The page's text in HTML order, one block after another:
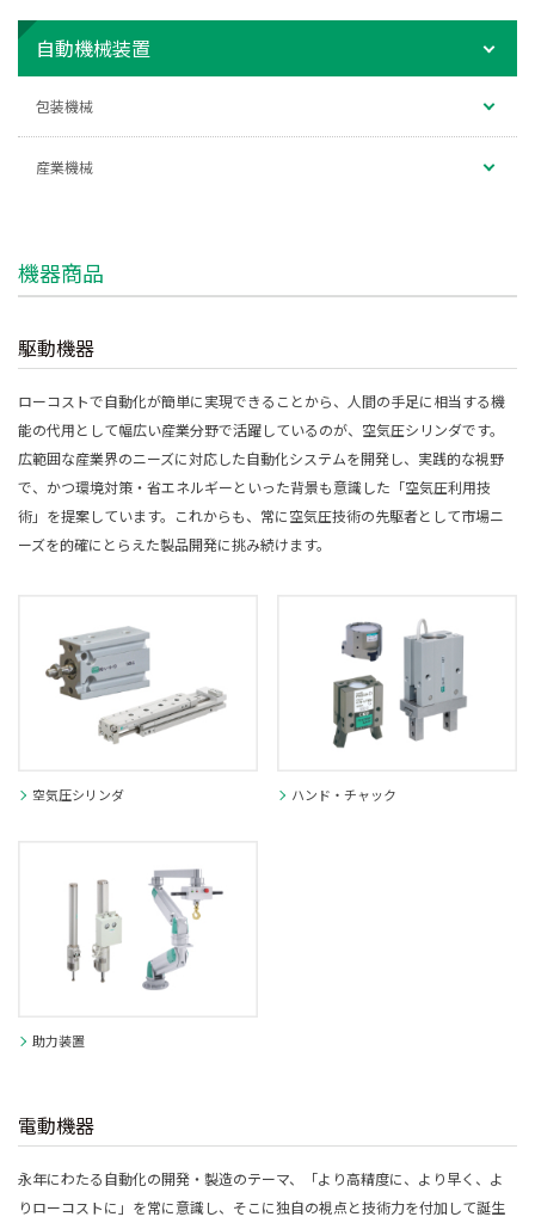
自動機械装置
包装機械
産業機械
機器商品
駆動機器
ローコストで自動化が簡単に実現できることから、人間の手足に相当する機
能の代用として幅広い産業分野で活躍しているのが、空気圧シリンダです。
広範囲な産業界のニーズに対応した自動化システムを開発し、実践的な視野
で、かつ環境対策・省エネルギーといった背景も意識した「空気圧利用技
術」を提案しています。これからも、常に空気圧技術の先駆者として市場ニ
ーズを的確にとらえた製品開発に挑み続けます。
空気圧シリンダ ハンド・チャック
助力装置
電動機器
永年にわたる自動化の開発・製造のテーマ、「より高精度に、より早く、よ
りローコストに」を常に意識し、そこに独自の視点と技術力を付加して誕生